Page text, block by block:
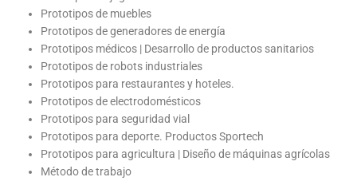
Prototipos de muebles
Prototipos de generadores de energía
Prototipos médicos | Desarrollo de productos sanitarios
Prototipos de robots industriales
Prototipos para restaurantes y hoteles.
Prototipos de electrodomésticos
Prototipos para seguridad vial
Prototipos para deporte. Productos Sportech
Prototipos para agricultura | Diseño de máquinas agrícolas
Método de trabajo